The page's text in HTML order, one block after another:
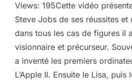
Views: 195Cette vidéo
Steve Jobs de ses réussites et
dans tous les cas de figures il
visionnaire et précurseur.
a inventé les premiers
L’Apple II. Ensuite le Lisa,